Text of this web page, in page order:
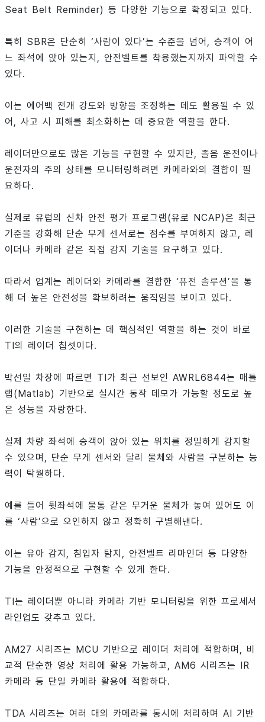
Seat Belt Reminder) 등 다양한 기능으로 확장되고 있다.
특히 SBR은 단순히 ‘사람이 있다’는 수준을 넘어, 승객이 어
느 좌석에 앉아 있는지, 안전벨트를 착용했는지까지 파악할 수
있다.
이는 에어백 전개 강도와 방향을 조정하는 데도 활용될 수 있
어, 사고 시 피해를 최소화하는 데 중요한 역할을 한다.
레이더만으로도 많은 기능을 구현할 수 있지만, 졸음 운전이나
운전자의 주의 상태를 모니터링하려면 카메라와의 결합이 필
요하다.
실제로 유럽의 신차 안전 평가 프로그램(유로 NCAP)은 최근
기준을 강화해 단순 무게 센서로는 점수를 부여하지 않고, 레
이더나 카메라 같은 직접 감지 기술을 요구하고 있다.
따라서 업계는 레이더와 카메라를 결합한 ‘퓨전 솔루션’을 통
해 더 높은 안전성을 확보하려는 움직임을 보이고 있다.
이러한 기술을 구현하는 데 핵심적인 역할을 하는 것이 바로
TI의 레이더 칩셋이다.
박선일 차장에 따르면 TI가 최근 선보인 AWRL6844는 매틀
랩(Matlab) 기반으로 실시간 동작 데모가 가능할 정도로 높
은 성능을 자랑한다.
실제 차량 좌석에 승객이 앉아 있는 위치를 정밀하게 감지할
수 있으며, 단순 무게 센서와 달리 물체와 사람을 구분하는 능
력이 탁월하다.
예를 들어 뒷좌석에 물통 같은 무거운 물체가 놓여 있어도 이
를 ‘사람’으로 오인하지 않고 정확히 구별해낸다.
이는 유아 감지, 침입자 탐지, 안전벨트 리마인더 등 다양한
기능을 안정적으로 구현할 수 있게 한다.
TI는 레이더뿐 아니라 카메라 기반 모니터링을 위한 프로세서
라인업도 갖추고 있다.
AM27 시리즈는 MCU 기반으로 레이더 처리에 적합하며, 비
교적 단순한 영상 처리에 활용 가능하고, AM6 시리즈는 IR
카메라 등 단일 카메라 활용에 적합하다.
TDA 시리즈는 여러 대의 카메라를 동시에 처리하며 AI 기반